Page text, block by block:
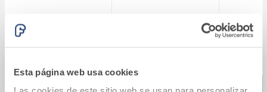
Esta página web usa cookies
FASSAFLOOR LIGHT
FASSAFLOOR THERM
SC 420